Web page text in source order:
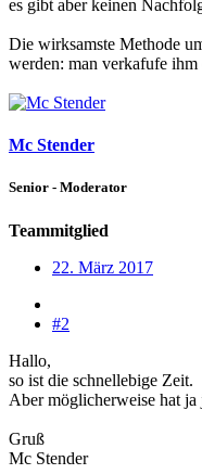
es gibt aber keinen
Die wirksamste Methode
werden: man verkafufe ihm
Mc Stender
Senior - Moderator
Teammitglied
22. März 2017
#2
Hallo,
so ist die schnellebige Zeit.
Aber möglicherweise hat
Gruß
Mc Stender